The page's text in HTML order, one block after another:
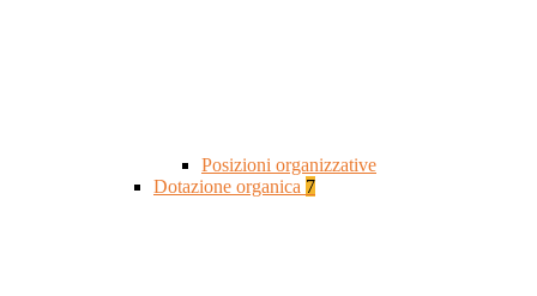
Posizioni organizzative
Dotazione organica 7